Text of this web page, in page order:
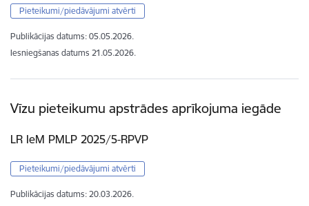
Pieteikumi/piedāvājumi atvērti
Publikācijas datums: 05.05.2026.
Iesniegšanas datums 21.05.2026.
Vīzu pieteikumu apstrādes aprīkojuma iegāde
LR IeM PMLP 2025/5-RPVP
Pieteikumi/piedāvājumi atvērti
Publikācijas datums: 20.03.2026.